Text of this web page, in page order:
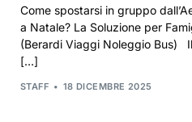
Come spostarsi in gruppo
a Natale? La Soluzione per
(Berardi Viaggi Noleggio Bus)
[…]
STAFF 18 DICEMBRE 2025